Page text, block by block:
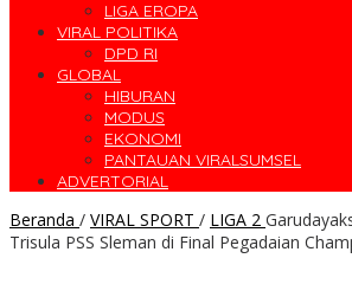
LIGA EROPA
VIRAL POLITIKA
DPD RI
GLOBAL
HIBURAN
MODUS
EKONOMI
PANTAUAN VIRALSUMSEL
ADVERTORIAL
Beranda / VIRAL SPORT / LIGA 2
Trisula PSS Sleman di Final Pegadaian